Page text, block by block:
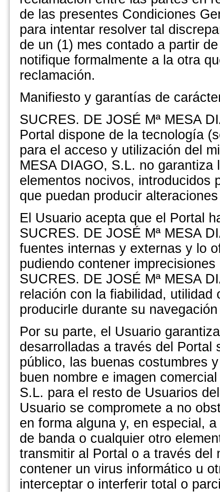
de las presentes Condiciones
para intentar resolver tal
de un (1) mes contado a partir
notifique formalmente a la otra
reclamación.
Manifiesto y garantías de
SUCRES. DE JOSÉ Mª MESA
Portal dispone de la tecnología
para el acceso y utilización del
MESA DIAGO, S.L. no
elementos nocivos, introducidos
que puedan producir
El Usuario acepta que el Portal
SUCRES. DE JOSÉ Mª MESA
fuentes internas y externas y lo
pudiendo contener
SUCRES. DE JOSÉ Mª MESA
relación con la fiabilidad,
producirle durante su
Por su parte, el Usuario
desarrolladas a través del Portal
público, las buenas costumbres
buen nombre e imagen
S.L. para el resto de Usuarios
Usuario se compromete a no
en forma alguna y, en especial,
de banda o cualquier otro
transmitir al Portal o a través del
contener un virus informático u
interceptar o interferir total o